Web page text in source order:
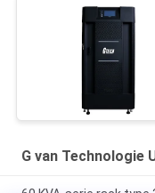
G van Technologie